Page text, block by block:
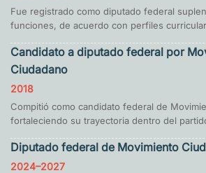
Fue registrado como diputado federal
funciones, de acuerdo con perfiles
Candidato a diputado federal por
Ciudadano
2018
Compitió como candidato federal de
fortaleciendo su trayectoria dentro del
Diputado federal de Movimiento
2024–2027